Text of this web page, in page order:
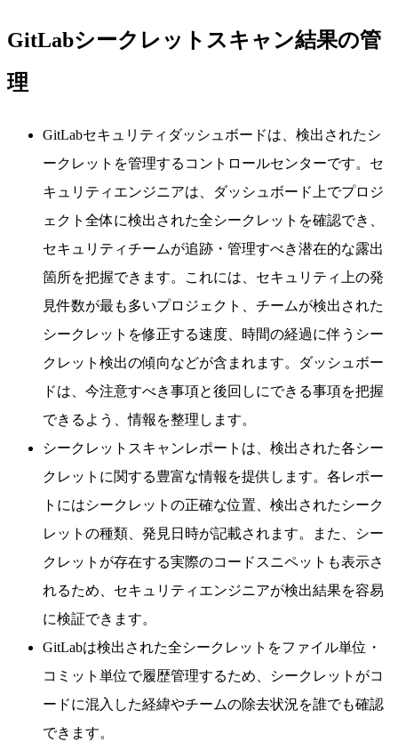
GitLabシークレットスキャン結果の管
理
GitLabセキュリティダッシュボードは、検出されたシ
ークレットを管理するコントロールセンターです。セ
キュリティエンジニアは、ダッシュボード上でプロジ
ェクト全体に検出された全シークレットを確認でき、
セキュリティチームが追跡・管理すべき潜在的な露出
箇所を把握できます。これには、セキュリティ上の発
見件数が最も多いプロジェクト、チームが検出された
シークレットを修正する速度、時間の経過に伴うシー
クレット検出の傾向などが含まれます。ダッシュボー
ドは、今注意すべき事項と後回しにできる事項を把握
できるよう、情報を整理します。
シークレットスキャンレポートは、検出された各シー
クレットに関する豊富な情報を提供します。各レポー
トにはシークレットの正確な位置、検出されたシーク
レットの種類、発見日時が記載されます。また、シー
クレットが存在する実際のコードスニペットも表示さ
れるため、セキュリティエンジニアが検出結果を容易
に検証できます。
GitLabは検出された全シークレットをファイル単位・
コミット単位で履歴管理するため、シークレットがコ
ードに混入した経緯やチームの除去状況を誰でも確認
できます。